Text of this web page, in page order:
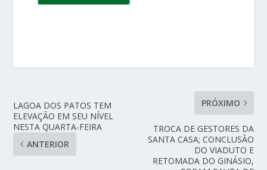
LAGOA DOS PATOS TEM
ELEVAÇÃO EM SEU NÍVEL
NESTA QUARTA-FEIRA
ANTERIOR
PRÓXIMO
TROCA DE GESTORES DA
SANTA CASA; CONCLUSÃO
DO VIADUTO E
RETOMADA DO GINÁSIO,